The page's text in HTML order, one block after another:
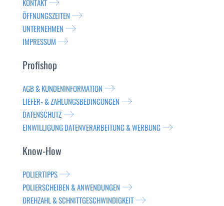
KONTAKT
ÖFFNUNGSZEITEN
UNTERNEHMEN
IMPRESSUM
Profishop
AGB & KUNDENINFORMATION
LIEFER- & ZAHLUNGSBEDINGUNGEN
DATENSCHUTZ
EINWILLIGUNG DATENVERARBEITUNG & WERBUNG
Know-How
POLIERTIPPS
POLIERSCHEIBEN & ANWENDUNGEN
DREHZAHL & SCHNITTGESCHWINDIGKEIT